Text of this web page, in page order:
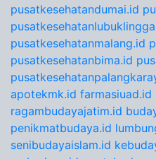
pusatkesehatandumai.id
pusatkesehatanmalang.id
pusatkesehatanbima.id
apotekmk.id farmasiuad.id
ragambudayajatim.id
penikmatbudaya.id
senibudayaislam.id